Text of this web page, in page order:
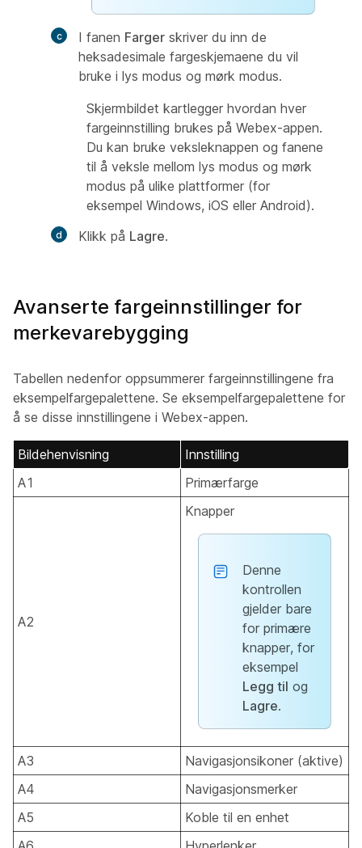
I fanen Farger skriver du inn de
heksadesimale fargeskjemaene du vil
bruke i lys modus og mørk modus.
Skjermbildet kartlegger hvordan hver
fargeinnstilling brukes på Webex-appen.
Du kan bruke veksleknappen og fanene
til å veksle mellom lys modus og mørk
modus på ulike plattformer (for
eksempel Windows, iOS eller Android).
Klikk på Lagre.
Avanserte fargeinnstillinger for
merkevarebygging
Tabellen nedenfor oppsummerer fargeinnstillingene fra
eksempelfargepalettene. Se eksempelfargepalettene for
å se disse innstillingene i Webex-appen.
Bildehenvisning
Innstilling
A1
Primærfarge
A2
Knapper
Denne
kontrollen
gjelder bare
for primære
knapper, for
eksempel
Legg til og
Lagre.
A3
Navigasjonsikoner (aktive)
A4
Navigasjonsmerker
A5
Koble til en enhet